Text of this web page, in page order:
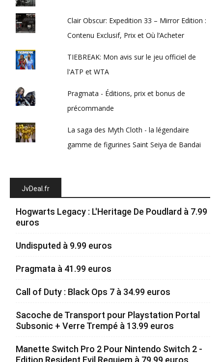
Clair Obscur: Expedition 33 – Mirror Edition :
Contenu Exclusif, Prix et Où l’Acheter
TIEBREAK: Mon avis sur le jeu officiel de
l'ATP et WTA
Pragmata - Éditions, prix et bonus de
précommande
La saga des Myth Cloth - la légendaire
gamme de figurines Saint Seiya de Bandai
JvDeal.fr
Hogwarts Legacy : L'Heritage De Poudlard à 7.99
euros
Undisputed à 9.99 euros
Pragmata à 41.99 euros
Call of Duty : Black Ops 7 à 34.99 euros
Sacoche de Transport pour Playstation Portal
Subsonic + Verre Trempé à 13.99 euros
Manette Switch Pro 2 Pour Nintendo Switch 2 -
Edition Resident Evil Requiem à 79.99 euros